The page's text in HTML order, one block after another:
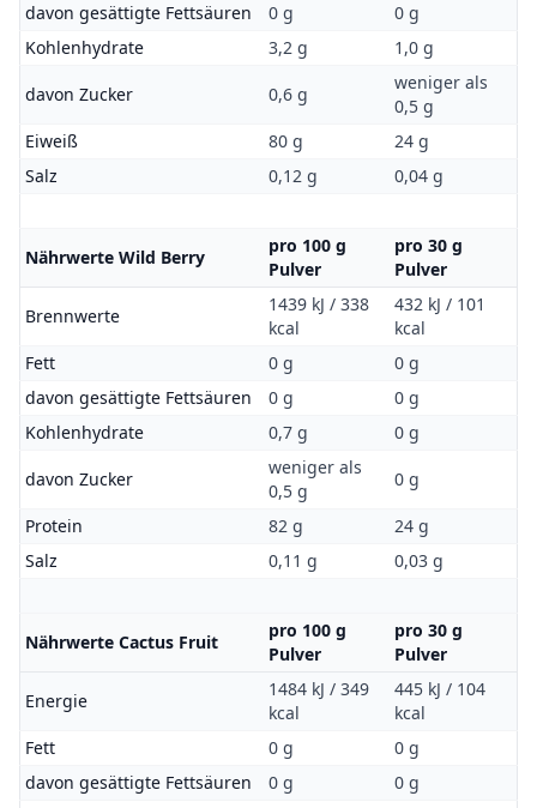
davon gesättigte Fettsäuren
0 g
0 g
Kohlenhydrate
3,2 g 1,0 g
davon Zucker 0,6 g
weniger als
0,5 g
Eiweiß
80 g
24 g
Salz
0,12 g 0,04 g
Nährwerte Wild Berry
pro 100 g
Pulver
pro 30 g
Pulver
Brennwerte
1439 kJ / 338
kcal
432 kJ / 101
kcal
Fett
0 g
0 g
davon gesättigte Fettsäuren
0 g
0 g
Kohlenhydrate
0,7 g 0 g
davon Zucker
weniger als
0,5 g
0 g
Protein 82 g
24 g
Salz
0,11 g 0,03 g
Nährwerte Cactus Fruit
pro 100 g
Pulver
pro 30 g
Pulver
Energie
1484 kJ / 349
kcal
445 kJ / 104
kcal
Fett
0 g
0 g
davon gesättigte Fettsäuren
0 g
0 g